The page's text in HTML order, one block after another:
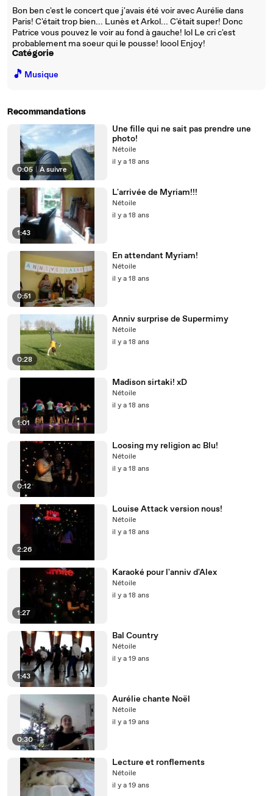
Bon ben c'est le concert que j'avais été voir avec Aurélie dans
Paris! C'était trop bien... Lunès et Arkol... C'était super! Donc
Patrice vous pouvez le voir au fond à gauche! lol Le cri c'est
probablement ma soeur qui le pousse! loool Enjoy!
Catégorie
🎵 Musique
Recommandations
0:05 À suivre
Une fille qui ne sait pas prendre une
photo!
Nétoile
il y a 18 ans
1:43
L'arrivée de Myriam!!!
Nétoile
il y a 18 ans
0:51
En attendant Myriam!
Nétoile
il y a 18 ans
0:28
Anniv surprise de Supermimy
Nétoile
il y a 18 ans
1:01
Madison sirtaki! xD
Nétoile
il y a 18 ans
0:12
Loosing my religion ac Blu!
Nétoile
il y a 18 ans
2:26
Louise Attack version nous!
Nétoile
il y a 18 ans
1:27
Karaoké pour l'anniv d'Alex
Nétoile
il y a 18 ans
1:43
Bal Country
Nétoile
il y a 19 ans
0:30
Aurélie chante Noël
Nétoile
il y a 19 ans
Lecture et ronflements
Nétoile
il y a 19 ans